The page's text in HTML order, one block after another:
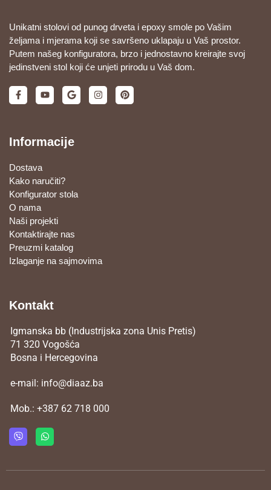
Unikatni stolovi od punog drveta i epoxy smole po Vašim
željama i mjerama koji se savršeno uklapaju u Vaš prostor.
Putem našeg konfiguratora, brzo i jednostavno kreirajte svoj
jedinstveni stol koji će unjeti prirodu u Vaš dom.
Informacije
Dostava
Kako naručiti?
Konfigurator stola
O nama
Naši projekti
Kontaktirajte nas
Preuzmi katalog
Izlaganje na sajmovima
Kontakt
Igmanska bb (Industrijska zona Unis Pretis)
71 320 Vogošća
Bosna i Hercegovina
e-mail: info@diaaz.ba
Mob.: +387 62 718 000